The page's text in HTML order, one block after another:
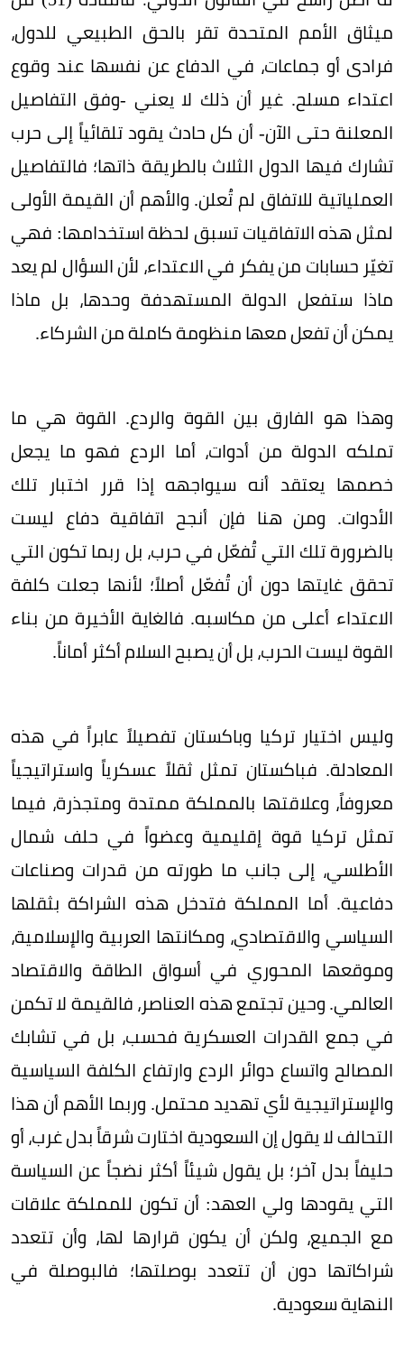
ميثاق الأمم المتحدة تقر بالحق الطبيعي للدول،
فرادى أو جماعات، في الدفاع عن نفسها عند وقوع
اعتداء مسلح. غير أن ذلك لا يعني -وفق التفاصيل
المعلنة حتى الآن- أن كل حادث يقود تلقائياً إلى حرب
تشارك فيها الدول الثلاث بالطريقة ذاتها؛ فالتفاصيل
العملياتية للاتفاق لم تُعلن. والأهم أن القيمة الأولى
لمثل هذه الاتفاقيات تسبق لحظة استخدامها: فهي
تغيّر حسابات من يفكر في الاعتداء، لأن السؤال لم يعد
ماذا ستفعل الدولة المستهدفة وحدها، بل ماذا
يمكن أن تفعل معها منظومة كاملة من الشركاء.
وهذا هو الفارق بين القوة والردع. القوة هي ما
تملكه الدولة من أدوات، أما الردع فهو ما يجعل
خصمها يعتقد أنه سيواجهه إذا قرر اختبار تلك
الأدوات. ومن هنا فإن أنجح اتفاقية دفاع ليست
بالضرورة تلك التي تُفعّل في حرب، بل ربما تكون التي
تحقق غايتها دون أن تُفعّل أصلاً؛ لأنها جعلت كلفة
الاعتداء أعلى من مكاسبه. فالغاية الأخيرة من بناء
القوة ليست الحرب، بل أن يصبح السلام أكثر أماناً.
وليس اختيار تركيا وباكستان تفصيلاً عابراً في هذه
المعادلة. فباكستان تمثل ثقلاً عسكرياً واستراتيجياً
معروفاً، وعلاقتها بالمملكة ممتدة ومتجذرة، فيما
تمثل تركيا قوة إقليمية وعضواً في حلف شمال
الأطلسي، إلى جانب ما طورته من قدرات وصناعات
دفاعية. أما المملكة فتدخل هذه الشراكة بثقلها
السياسي والاقتصادي، ومكانتها العربية والإسلامية،
وموقعها المحوري في أسواق الطاقة والاقتصاد
العالمي. وحين تجتمع هذه العناصر، فالقيمة لا تكمن
في جمع القدرات العسكرية فحسب، بل في تشابك
المصالح واتساع دوائر الردع وارتفاع الكلفة السياسية
والإستراتيجية لأي تهديد محتمل. وربما الأهم أن هذا
التحالف لا يقول إن السعودية اختارت شرقاً بدل غرب، أو
حليفاً بدل آخر؛ بل يقول شيئاً أكثر نضجاً عن السياسة
التي يقودها ولي العهد: أن تكون للمملكة علاقات
مع الجميع، ولكن أن يكون قرارها لها، وأن تتعدد
شراكاتها دون أن تتعدد بوصلتها؛ فالبوصلة في
النهاية سعودية.